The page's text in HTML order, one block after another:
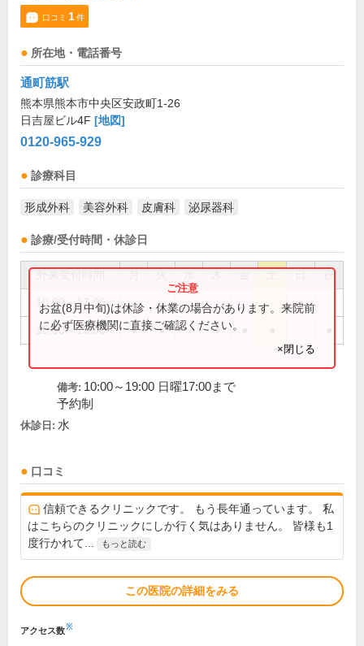
口コミ 1件
所在地・電話番号
通町筋駅
熊本県熊本市中央区安政町1-26
日吉屋ビル4F [地図]
0120-965-929
診療科目
形成外科 美容外科 皮膚科 泌尿器科
診療/受付時間・休診日
祝
10:00～17:00 ●
10:00～19:00 ● ● ●
お盆(8月中旬)は休診・休業の場合があります。来院前
に必ず医療機関に直接ご確認ください。
×閉じる
備考: 10:00～19:00 日曜17:00まで
予約制
休診日: 水
口コミ
信頼できるクリニックです。 もう長年通っています。 私
はこちらのクリニックにしか行く気はありません。 皆様も1
度行かれて...
もっと読む
この医院の詳細をみる
アクセス数※